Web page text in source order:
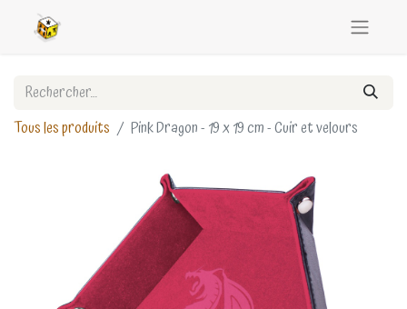
Tous les produits Pink Dragon - 19 x 19 cm - Cuir et velours